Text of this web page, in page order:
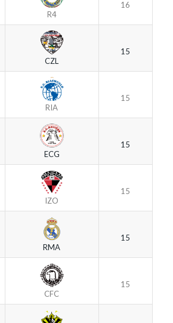
R4
16
CZL
15
RIA
15
ECG
15
IZO
15
RMA
15
CFC
15